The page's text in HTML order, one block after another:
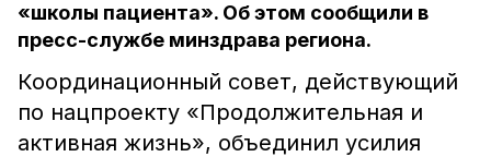
«школы пациента». Об этом сообщили в
пресс-службе минздрава региона.
Координационный совет, действующий
по нацпроекту «Продолжительная и
активная жизнь», объединил усилия